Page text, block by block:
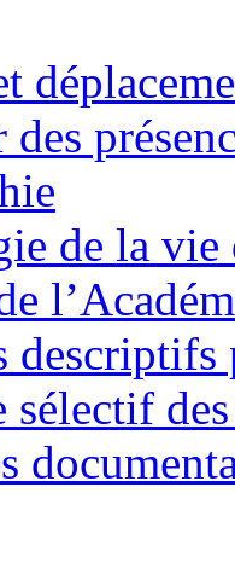
de la vie
descriptifs
sélectif